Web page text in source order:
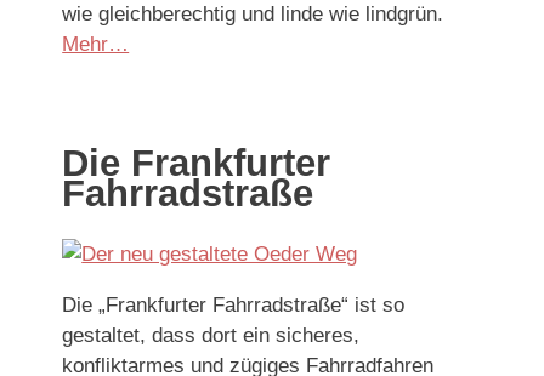
wie gleichberechtig und linde wie lindgrün.
Mehr…
Die Frankfurter
Fahrradstraße
Die „Frankfurter Fahrradstraße“ ist so
gestaltet, dass dort ein sicheres,
konfliktarmes und zügiges Fahrradfahren